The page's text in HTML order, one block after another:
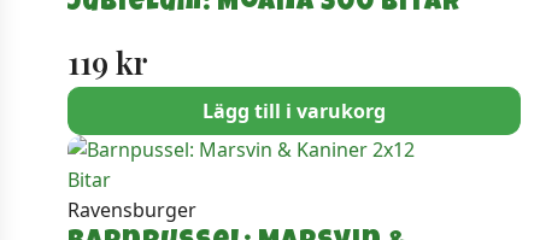
119 kr
Lägg till i varukorg
Ravensburger